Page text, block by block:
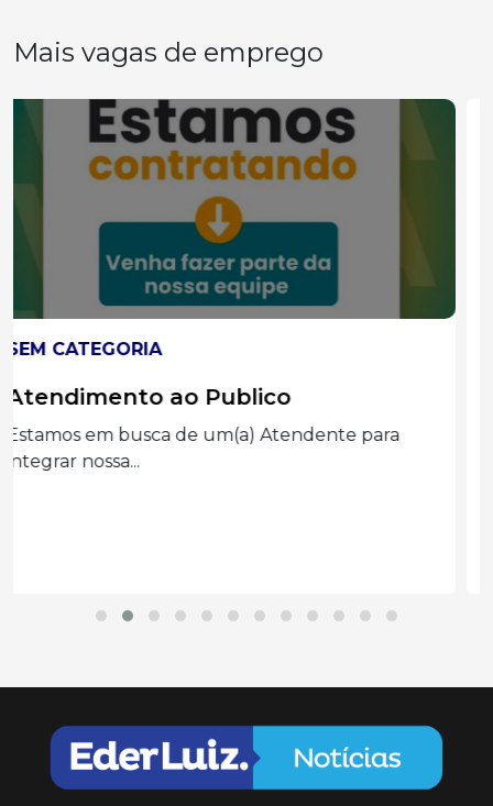
Mais vagas de emprego
SEM CATEGORIA
Auxiliar administrado
Graduação completa ou cursando
Administração, Processos Gerenciais e áreas...